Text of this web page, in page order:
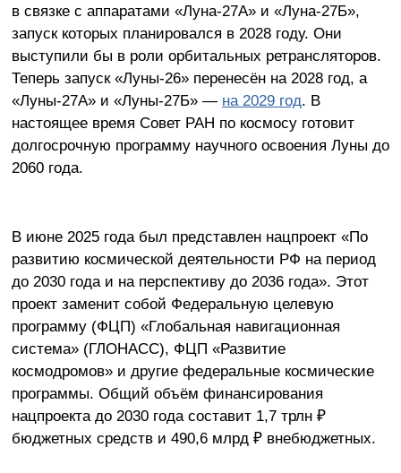
в связке с аппаратами «Луна-27А» и «Луна-27Б»,
запуск которых планировался в 2028 году. Они
выступили бы в роли орбитальных ретрансляторов.
Теперь запуск «Луны-26» перенесён на 2028 год, а
«Луны-27А» и «Луны-27Б» — на 2029 год. В
настоящее время Совет РАН по космосу готовит
долгосрочную программу научного освоения Луны до
2060 года.
В июне 2025 года был представлен нацпроект «По
развитию космической деятельности РФ на период
до 2030 года и на перспективу до 2036 года». Этот
проект заменит собой Федеральную целевую
программу (ФЦП) «Глобальная навигационная
система» (ГЛОНАСС), ФЦП «Развитие
космодромов» и другие федеральные космические
программы. Общий объём финансирования
нацпроекта до 2030 года составит 1,7 трлн ₽
бюджетных средств и 490,6 млрд ₽ внебюджетных.